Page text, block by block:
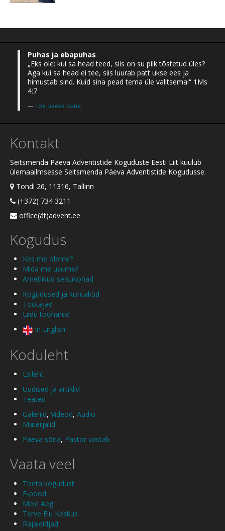
Puhas ja ebapuhas
„Eks ole: kui sa head teed, siis on su pilk tõstetud üles?
Aga kui sa head ei tee, siis luurab patt ukse ees ja
himustab sind. Kuid sina pead tema üle valitsema!“ 1Ms
4:7
Loe päeva sõna
Kontakt
Seitsmenda Päeva Adventistide Koguduste Eesti Liit kuulub
ülemaailmsesse Seitsmenda Päeva Adventistide Kogudusse.
Tondi 26, 11316, Tallinn
(+372) 734 3211
office(ät)advent.ee
Kogudus
Kes me oleme?
Mida me usume?
Ametlikud seisukohad
Kogudused ja kontaktid
Töötajad
Liidu tööharud
In English
Koduleht
Esileht
Uudised ja artiklid
Teated
Galeriid, Videod, Audio
Materjalid
Päeva sõna, Pastor vastab
Vaata veel
Toeta kogudust
E-pood
Meie Aeg
Terve Elu Keskus
Rajaleidjad